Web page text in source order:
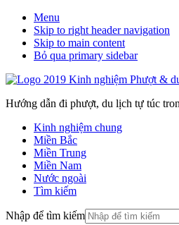
Menu
Skip to right header navigation
Skip to main content
Bỏ qua primary sidebar
Hướng dẫn đi phượt, du lịch tự túc
Kinh nghiệm chung
Miền Bắc
Miền Trung
Miền Nam
Nước ngoài
Tìm kiếm
Nhập để tìm kiếm